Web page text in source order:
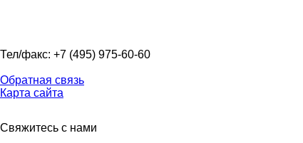
Тел/факс: +7 (495) 975-60-60
Обратная связь
Карта сайта
Свяжитесь с нами